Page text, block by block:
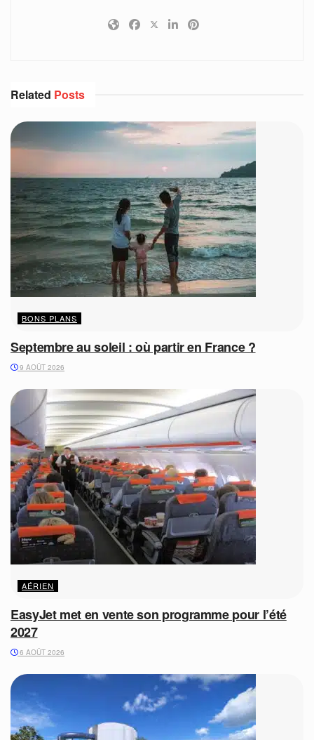
Related Posts
BONS PLANS
Septembre au soleil : où partir en France ?
9 AOÛT 2026
AÉRIEN
EasyJet met en vente son programme pour l’été
2027
6 AOÛT 2026